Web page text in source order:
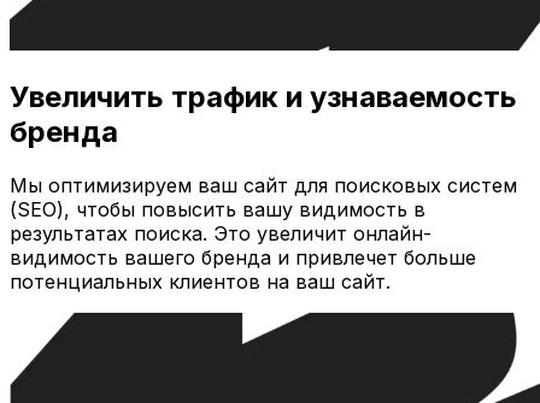
Увеличить трафик и узнаваемость
бренда
Мы оптимизируем ваш сайт для поисковых систем
(SEO), чтобы повысить вашу видимость в
результатах поиска. Это увеличит онлайн-
видимость вашего бренда и привлечет больше
потенциальных клиентов на ваш сайт.